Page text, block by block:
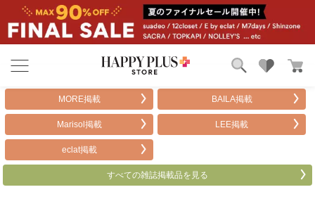
雑誌掲載アイテム
お気に入り
MORE掲載 BAILA掲載
Marisol掲載 LEE掲載
eclat掲載
すべての雑誌掲載品を見る